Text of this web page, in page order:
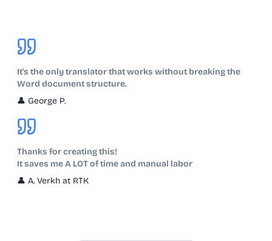
It's the only translator that works without breaking the
Word document structure.
👤 George P.
Thanks for creating this!
It saves me A LOT of time and manual labor
👤 A. Verkh at RTK